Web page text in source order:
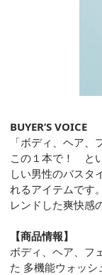
BUYER’S VOICE
「ボディ、ヘア
この１本で！ と
しい男性のバスタ
れるアイテムです
レンドした爽快感
【商品情報】
ボディ、ヘア、フ
た 多機能ウォッ